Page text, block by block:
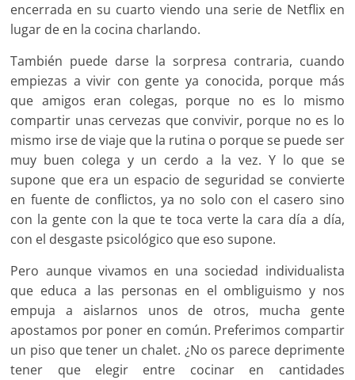
encerrada en su cuarto viendo una serie de Netflix en
lugar de en la cocina charlando.
También puede darse la sorpresa contraria, cuando
empiezas a vivir con gente ya conocida, porque más
que amigos eran colegas, porque no es lo mismo
compartir unas cervezas que convivir, porque no es lo
mismo irse de viaje que la rutina o porque se puede ser
muy buen colega y un cerdo a la vez. Y lo que se
supone que era un espacio de seguridad se convierte
en fuente de conflictos, ya no solo con el casero sino
con la gente con la que te toca verte la cara día a día,
con el desgaste psicológico que eso supone.
Pero aunque vivamos en una sociedad individualista
que educa a las personas en el ombliguismo y nos
empuja a aislarnos unos de otros, mucha gente
apostamos por poner en común. Preferimos compartir
un piso que tener un chalet. ¿No os parece deprimente
tener que elegir entre cocinar en cantidades